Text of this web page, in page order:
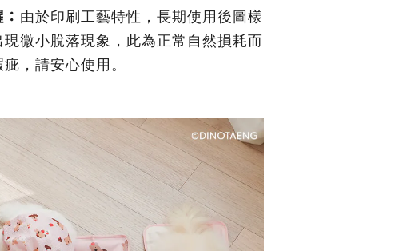
由於印刷工藝特性，長期使用後圖樣
現微小脫落現象，此為正常自然損耗而
，請安心使用 。